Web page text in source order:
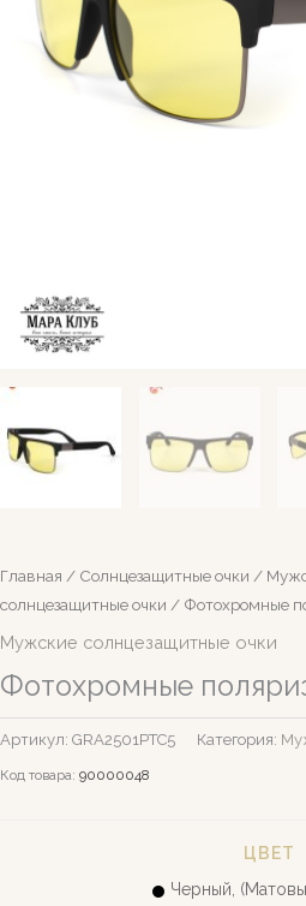
Главная / Солнцезащитные очки /
солнцезащитные очки / Фотохромные
Мужские солнцезащитные очки
Фотохромные
Артикул: GRA2501PTC5 Категория:
Код товара: 90000048
ЦВЕТ
Черный,